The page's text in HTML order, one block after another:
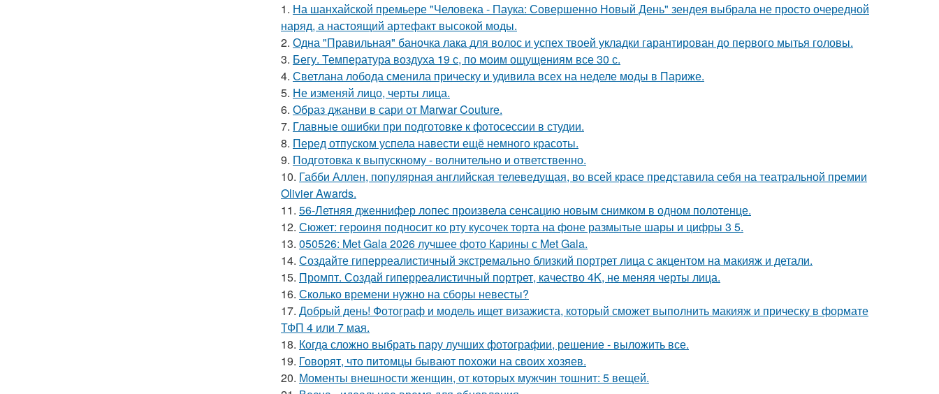
1. На шанхайской премьере "Человека - Паука: Совершенно Новый День" зендея выбрала не просто очередной
наряд, а настоящий артефакт высокой моды.
2. Одна "Правильная" баночка лака для волос и успех твоей укладки гарантирован до первого мытья головы.
3. Бегу. Температура воздуха 19 с, по моим ощущениям все 30 с.
4. Светлана лобода сменила прическу и удивила всех на неделе моды в Париже.
5. Не изменяй лицо, черты лица.
6. Образ джанви в сари от Marwar Couture.
7. Главные ошибки при подготовке к фотосессии в студии.
8. Перед отпуском успела навести ещё немного красоты.
9. Подготовка к выпускному - волнительно и ответственно.
10. Габби Аллен, популярная английская телеведущая, во всей красе представила себя на театральной премии
Olivier Awards.
11. 56-Летняя дженнифер лопес произвела сенсацию новым снимком в одном полотенце.
12. Сюжет: героиня подносит ко рту кусочек торта на фоне размытые шары и цифры 3 5.
13. 050526: Met Gala 2026 лучшее фото Карины с Met Gala.
14. Создайте гиперреалистичный экстремально близкий портрет лица с акцентом на макияж и детали.
15. Промпт. Создай гиперреалистичный портрет, качество 4K, не меняя черты лица.
16. Сколько времени нужно на сборы невесты?
17. Добрый день! Фотограф и модель ищет визажиста, который сможет выполнить макияж и прическу в формате
ТФП 4 или 7 мая.
18. Когда сложно выбрать пару лучших фотографии, решение - выложить все.
19. Говорят, что питомцы бывают похожи на своих хозяев.
20. Моменты внешности женщин, от которых мужчин тошнит: 5 вещей.